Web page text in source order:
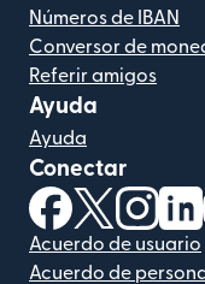
Números de IBAN
Conversor de
Referir amigos
Ayuda
Ayuda
Conectar
(se abre en
(se abre
(se
Acuerdo de usuario
Acuerdo de